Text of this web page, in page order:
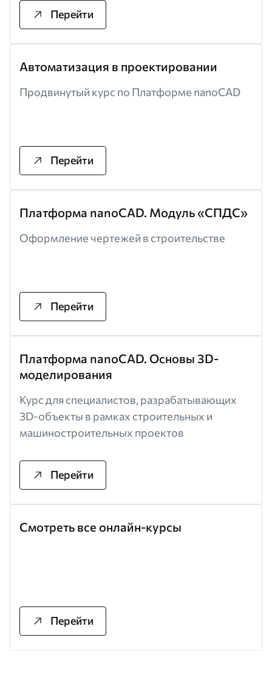
Перейти
Автоматизация в проектировании
Продвинутый курс по Платформе nanoCAD
Перейти
Платформа nanoCAD. Модуль «СПДС»
Оформление чертежей в строительстве
Перейти
Платформа nanoCAD. Основы 3D-
моделирования
Курс для специалистов, разрабатывающих
3D-объекты в рамках строительных и
машиностроительных проектов
Перейти
Смотреть все онлайн-курсы
Перейти